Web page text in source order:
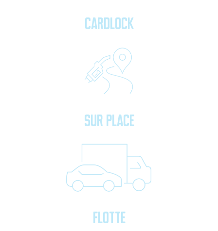
Cardlock
Sur place
Flotte